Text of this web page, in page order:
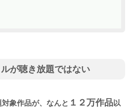
が聴き放題ではない
象作品が、なんと １２万作品以